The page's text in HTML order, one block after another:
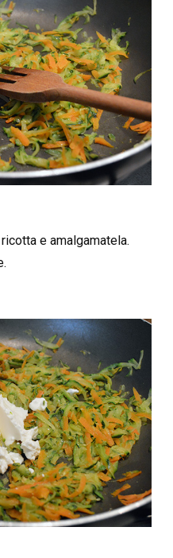
e amalgamatela.